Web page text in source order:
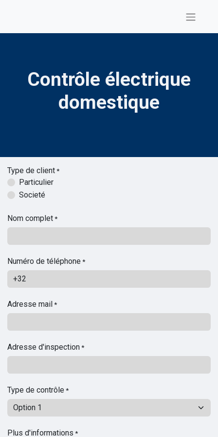
Contrôle électrique
domestique
Type de client*
Particulier
Societé
Nom complet*
Numéro de téléphone*
Adresse mail*
Adresse d'inspection*
Type de contrôle*
Plus d'informations *